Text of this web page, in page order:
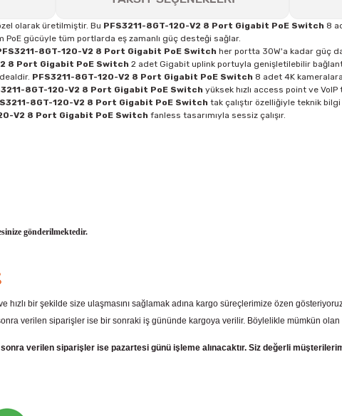
olarak üretilmiştir. Bu PFS3211-8GT-120-V2 8 Port Gigabit PoE Switch 8
PoE gücüyle tüm portlarda eş zamanlı güç desteği sağlar.
8GT-120-V2 8 Port Gigabit PoE Switch her portta 30W'a kadar güç
8 Port Gigabit PoE Switch 2 adet Gigabit uplink portuyla genişletilebilir
PFS3211-8GT-120-V2 8 Port Gigabit PoE Switch 8 adet 4K
8GT-120-V2 8 Port Gigabit PoE Switch yüksek hızlı access point ve
8GT-120-V2 8 Port Gigabit PoE Switch tak çalıştır özelliğiyle teknik
V2 8 Port Gigabit PoE Switch fanless tasarımıyla sessiz çalışır.
gönderilmektedir.
bir şekilde size ulaşmasını sağlamak adına kargo süreçlerimize özen
verilen siparişler ise bir sonraki iş gününde kargoya verilir. Böylelikle mümkün olan
sonra verilen siparişler ise pazartesi günü işleme alınacaktır. Siz değerli